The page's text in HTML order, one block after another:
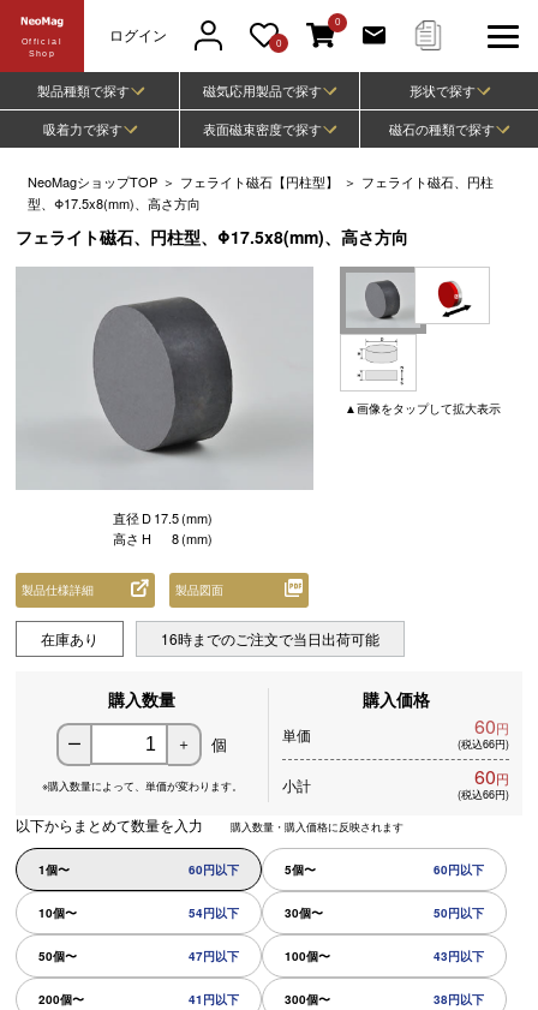
Official
Shop
ログイン 0
0
製品種類で探す 磁気応用製品で探す
形状で探す
吸着力で探す
表面磁束密度で探す 磁石の種類で探す
NeoMagショップTOP ＞ フェライト磁石【円柱型】 ＞ フェライト磁石、円柱
型、Φ17.5x8(mm)、高さ方向
フェライト磁石、円柱型、Φ17.5x8(mm)、高さ方向
▲画像をタップして拡大表示
直径 D 17.5(mm)
高さ H 8(mm)
製品仕様詳細 製品図面
在庫あり 16時までのご注文で当日出荷可能
購入数量
ー ＋ 個
※購入数量によって、 単価が変わります。
購入価格
単価 60円
(税込66円)
小計 60円
(税込66円)
以下からまとめて数量を入力 購入数量・購入価格に反映されます
1個〜 60円以下 5個〜 60円以下
10個〜 54円以下 30個〜 50円以下
50個〜 47円以下 100個〜 43円以下
200個〜 41円以下 300個〜 38円以下